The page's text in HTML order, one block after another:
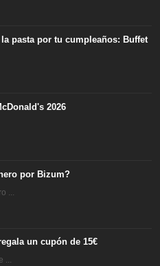
la pasta por tu cumpleaños: Buffet
2026
por Bizum?
...
un cupón de 15€